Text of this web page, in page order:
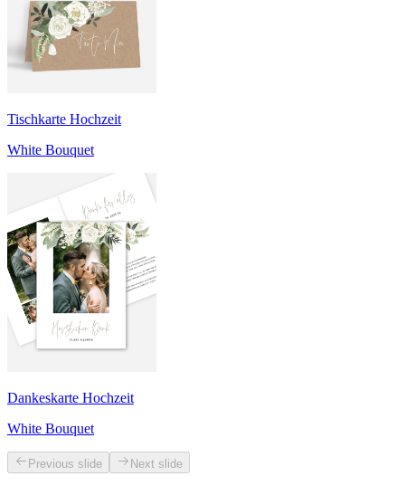
Tischkarte Hochzeit
White Bouquet
Dankeskarte Hochzeit
White Bouquet
Previous slide Next slide